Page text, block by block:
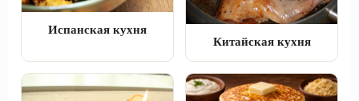
Испанская кухня
Китайская кухня